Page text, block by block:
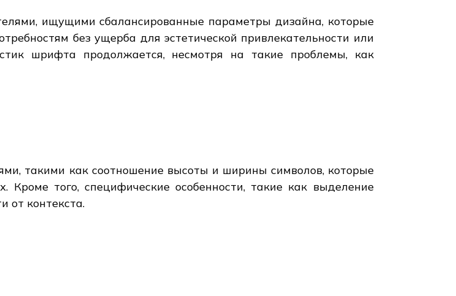
ищущими сбалансированные параметры дизайна, которые
без ущерба для эстетической привлекательности или
шрифта продолжается, несмотря на такие проблемы, как
такими как соотношение высоты и ширины символов, которые
того, специфические особенности, такие как выделение
от контекста.